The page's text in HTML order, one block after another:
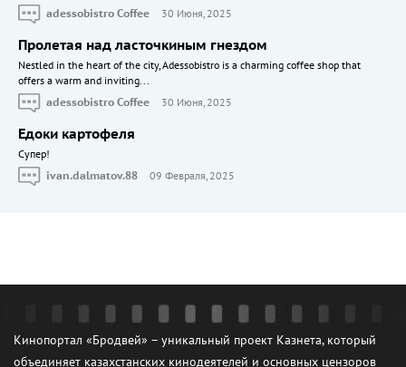
adessobistro Coffee
30 Июня, 2025
Пролетая над ласточкиным гнездом
Nestled in the heart of the city, Adessobistro is a charming coffee shop that
offers a warm and inviting...
adessobistro Coffee
30 Июня, 2025
Едоки картофеля
Cупер!
ivan.dalmatov.88
09 Февраля, 2025
Кинопортал «Бродвей» – уникальный проект Казнета, который
объединяет казахстанских кинодеятелей и основных цензоров